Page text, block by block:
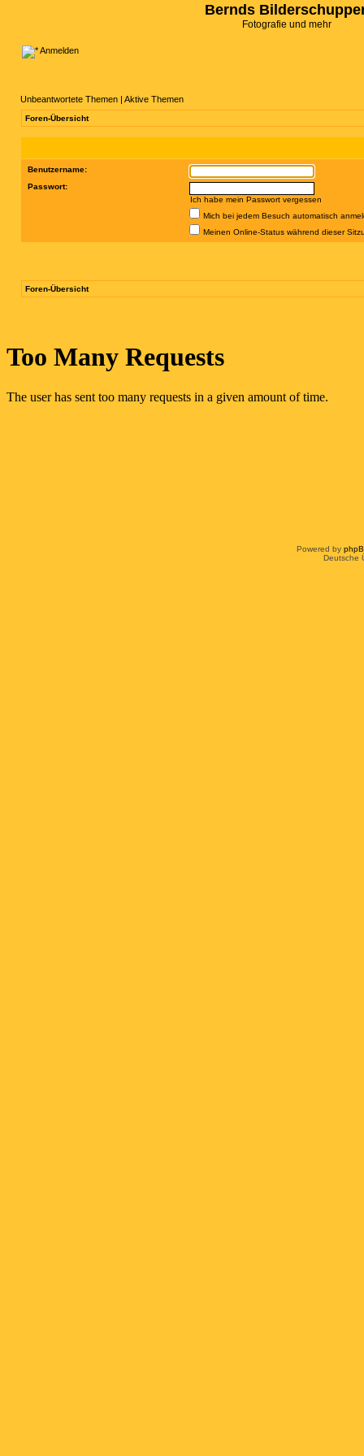
Bernds
Fotografie und mehr
Anmelden
Unbeantwortete Themen | Aktive Themen
Foren-Übersicht
Benutzername:
Passwort:
Ich habe mein Passwort vergessen
Mich bei jedem Besuch automatisch
Meinen Online-Status während dieser
Foren-Übersicht
Powered by
Deutsche